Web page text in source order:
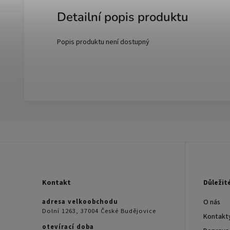
Detailní popis produktu
Popis produktu není dostupný
Kontakt
adresa velkoobchodu
Dolní 1263, 37004 České Budějovice
otevírací doba
O nás